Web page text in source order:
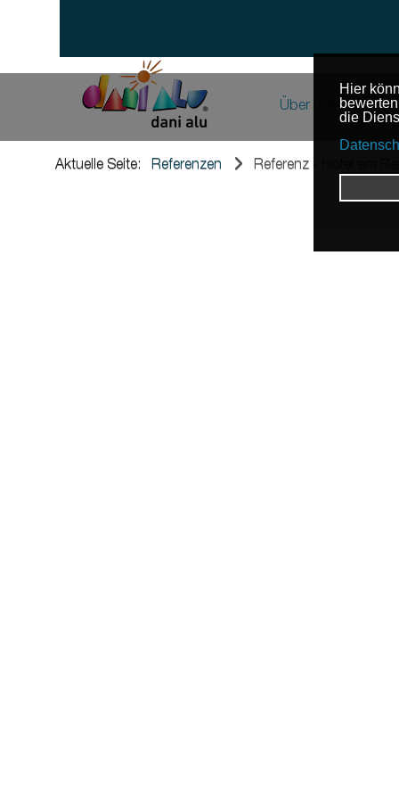
Über uns
News &
Karriere
Aktuelle Seite: Referenzen Referenz - Hotel am